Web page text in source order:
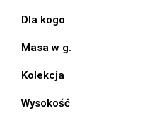
Dla kogo
Masa w g.
Kolekcja
Wysokość